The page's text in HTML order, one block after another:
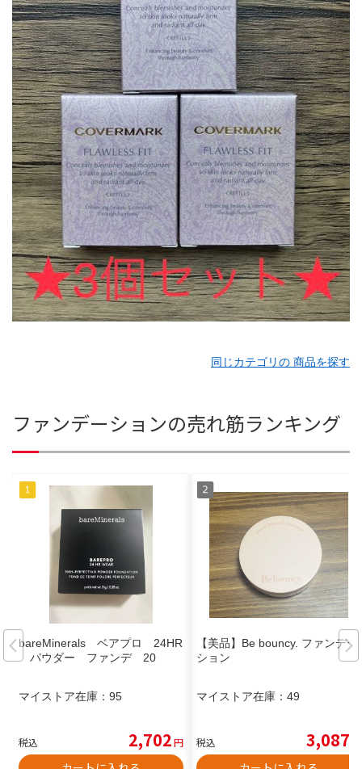
同じカテゴリの 商品を探す
ファンデーションの売れ筋ランキング
bareMinerals ベアプロ 24HR
パウダー ファンデ 20
マイストア在庫： 95
税込 2,702円
【美品】Be bouncy. ファンデー
ション
マイストア在庫： 49
税込 3,087